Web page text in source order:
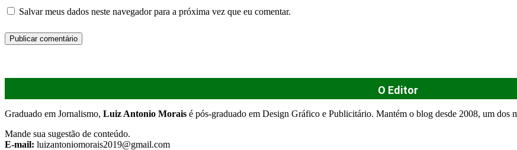
Salvar meus dados neste navegador para a próxima vez que eu comentar.
O Editor
Graduado em Jornalismo, Luiz Antonio Morais é pós-graduado em Design Gráfico e Publicitário. Mantém o blog desde 2008, um dos
Mande sua sugestão de conteúdo.
E-mail: luizantoniomorais2019@gmail.com